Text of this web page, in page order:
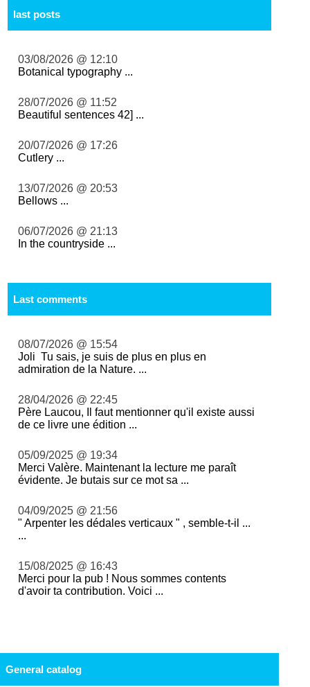
last posts
03/08/2026 @ 12:10
Botanical typography ...
28/07/2026 @ 11:52
Beautiful sentences 42] ...
20/07/2026 @ 17:26
Cutlery ...
13/07/2026 @ 20:53
Bellows ...
06/07/2026 @ 21:13
In the countryside ...
Last comments
08/07/2026 @ 15:54
Joli Tu sais, je suis de plus en plus en
admiration de la Nature. ...
28/04/2026 @ 22:45
Père Laucou, Il faut mentionner qu'il existe aussi
de ce livre une édition ...
05/09/2025 @ 19:34
Merci Valère. Maintenant la lecture me paraît
évidente. Je butais sur ce mot sa ...
04/09/2025 @ 21:56
" Arpenter les dédales verticaux " , semble-t-il ...
...
15/08/2025 @ 16:43
Merci pour la pub ! Nous sommes contents
d'avoir ta contribution. Voici ...
General catalog